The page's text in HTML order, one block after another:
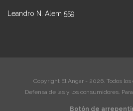
Leandro N. Alem 559
Copyright El Angar - 2026. Todos los
Defensa de las y los consumidores.
Botón de